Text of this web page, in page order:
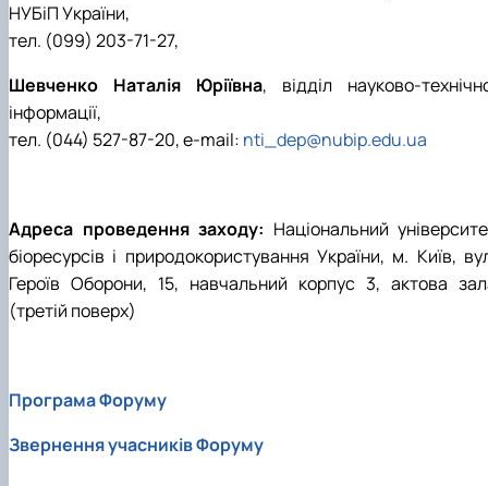
НУБіП України,
тел. (099) 203-71-27,
Шевченко Наталія Юріївна, відділ науково-
інформації,
тел. (044) 527-87-20, e-mail: nti_dep@nubip.edu.ua
Адреса проведення заходу: Національний
біоресурсів і природокористування України, м. Київ,
Героїв Оборони, 15, навчальний корпус 3, актова
(третій поверх)
Програма Форуму
Звернення учасників Форуму